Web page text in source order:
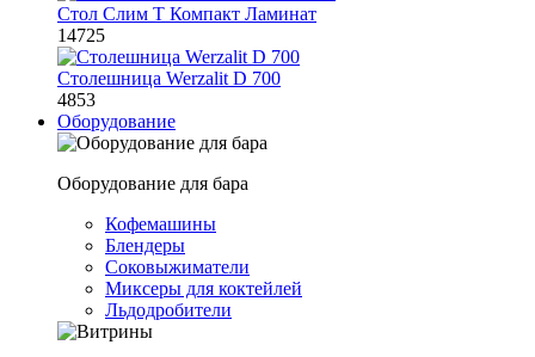
Стол Слим Т Компакт Ламинат
14725
Столешница Werzalit D 700
4853
Оборудование
Оборудование для бара
Кофемашины
Блендеры
Соковыжиматели
Миксеры для коктейлей
Льдодробители